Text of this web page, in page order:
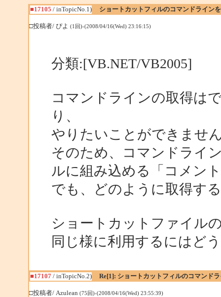
■17105 / inTopicNo.1) ショートカットフィルのコマンドライン
□投稿者/ ぴよ (1回)-(2008/04/16(Wed) 23:16:15)
分類:[VB.NET/VB2005]
コマンドラインの取得は
り、
やりたいことができませ
そのため、コマンドライ
ルに組み込める「コメン
でも、どのように取得す
ショートカットファイル
同じ様に利用するにはど
■17107/ inTopicNo.2) Re[1]: ショートカットフィルのコマンド
□投稿者/ Azulean (75回)-(2008/04/16(Wed) 23:55:39)